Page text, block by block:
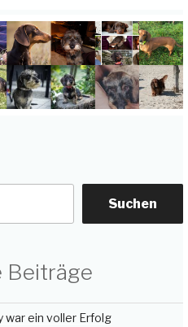
Suchen
Beiträge
war ein voller Erfolg